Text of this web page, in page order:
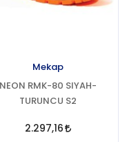
Mekap
NEON RMK-80 SIYAH-
TURUNCU S2
2.297,16